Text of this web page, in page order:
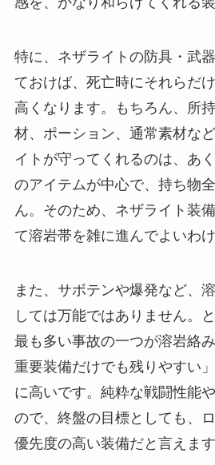
特に、ネザライトの防具・武
ておけば、死亡時にそれらだ
高くなります。もちろん、所
材、ポーション、通常素材な
イトが守ってくれるのは、あ
のアイテムが中心で、持ち物
ん。そのため、ネザライト装
て溶岩帯を雑に進んでよいわ
また、サボテンや爆発など、
しては万能ではありません。
最も多い事故の一つが溶岩絡
重要装備だけでも残りやすい
に高いです。純粋な戦闘性能
ので、終盤の目標としても、
優先度の高い装備だと言えます